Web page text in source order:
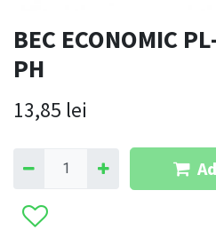
BEC ECONOMIC
PH
13,85 lei